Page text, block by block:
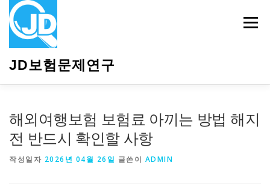
JD보험문제연구
메뉴
해외여행보험 보험료 아끼는 방법 해지
전 반드시 확인할 사항
작성일자 2026년 04월 26일 글쓴이 ADMIN